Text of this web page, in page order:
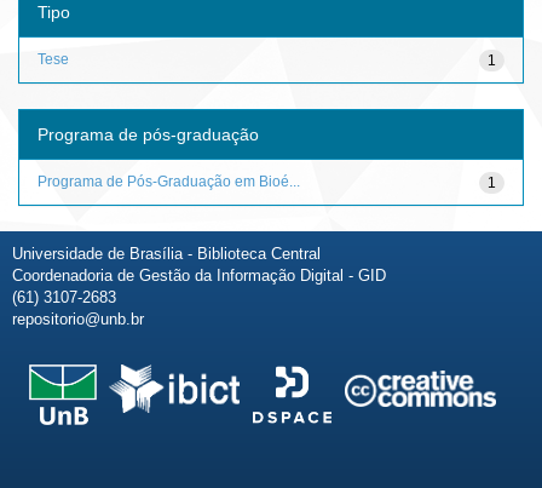
Tipo
1
Tese
Programa de pós-graduação
1
Programa de Pós-Graduação em Bioé...
Universidade de Brasília - Biblioteca Central
Coordenadoria de Gestão da Informação Digital - GID
(61) 3107-2683
repositorio@unb.br